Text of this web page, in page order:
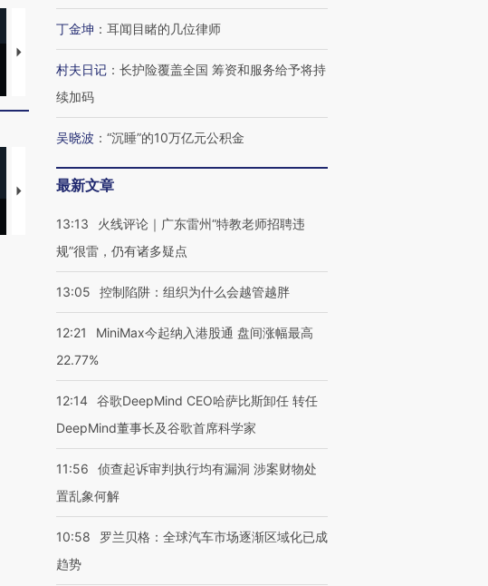
马航飞行员跨国走私7万
粒摇头丸 尿检体内含3种
泽连斯基密集出访美英 索
秘鲁纳斯卡观光飞机坠毁
【推广】走进第四届链博
有意思的生活方式·第三对
住三大增长引擎是什么？
丁金坤 ： 耳闻目睹的几位律师
村夫日记 ： 长护险覆盖全国 筹资和服务给予将持
续加码
吴晓波 ： “沉睡”的10万亿元公积金
最新文章
13:13
火线评论｜广东雷州“特教老师招聘违
规”很雷，仍有诸多疑点
13:05 控制陷阱：组织为什么会越管越胖
12:21
MiniMax今起纳入港股通 盘间涨幅最高
22.77%
12:14 谷歌DeepMind CEO哈萨比斯卸任 转任
DeepMind董事长及谷歌首席科学家
11:56
侦查起诉审判执行均有漏洞 涉案财物处
置乱象何解
10:58
罗兰贝格：全球汽车市场逐渐区域化已成
趋势